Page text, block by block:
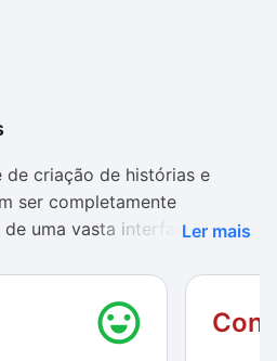
de criação de histórias e
ser completamente
uma vasta interface de
história bem convencional,
por um mal que
adormecido. A história não
Ler mais